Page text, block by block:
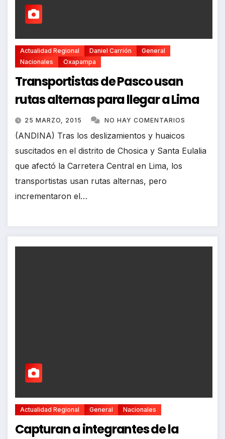
Actualidad Regional Daniel Carrión
General
Nacionales
Oxapampa
Transportistas de Pasco usan
rutas alternas para llegar a Lima
25 MARZO, 2015 NO HAY COMENTARIOS
(ANDINA) Tras los deslizamientos y huaicos
suscitados en el distrito de Chosica y Santa Eulalia
que afectó la Carretera Central en Lima, los
transportistas usan rutas alternas, pero
incrementaron el…
Actualidad Regional General Nacionales
Capturan a integrantes de la